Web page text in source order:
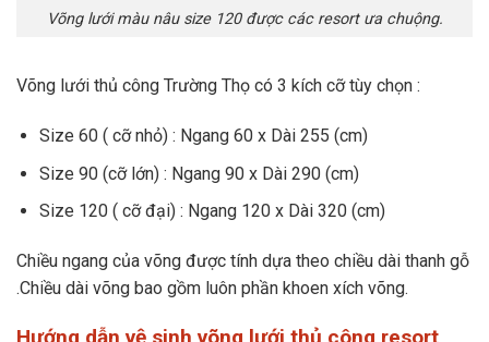
Võng lưới màu nâu size 120 được các resort ưa chuộng.
Võng lưới thủ công Trường Thọ có 3 kích cỡ tùy chọn :
Size 60 ( cỡ nhỏ) : Ngang 60 x Dài 255 (cm)
Size 90 (cỡ lớn) : Ngang 90 x Dài 290 (cm)
Size 120 ( cỡ đại) : Ngang 120 x Dài 320 (cm)
Chiều ngang của võng được tính dựa theo chiều dài thanh gỗ
.Chiều dài võng bao gồm luôn phần khoen xích võng.